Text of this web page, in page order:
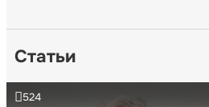
Статьи
524